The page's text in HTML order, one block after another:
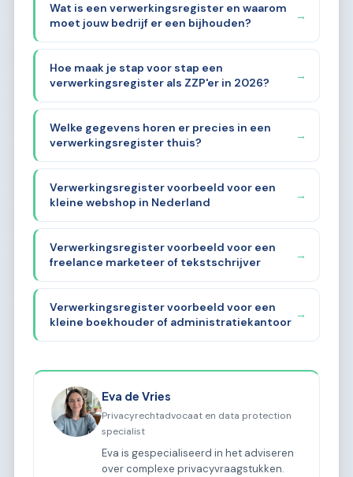
Wat is een verwerkingsregister en waarom
moet jouw bedrijf er een bijhouden?
→
Hoe maak je stap voor stap een
verwerkingsregister als ZZP'er in 2026?
→
Welke gegevens horen er precies in een
verwerkingsregister thuis?
→
Verwerkingsregister voorbeeld voor een
kleine webshop in Nederland
→
Verwerkingsregister voorbeeld voor een
freelance marketeer of tekstschrijver
→
Verwerkingsregister voorbeeld voor een
kleine boekhouder of administratiekantoor
→
Eva de Vries
Privacyrechtadvocaat en data protection
specialist
Eva is gespecialiseerd in het adviseren
over complexe privacyvraagstukken.